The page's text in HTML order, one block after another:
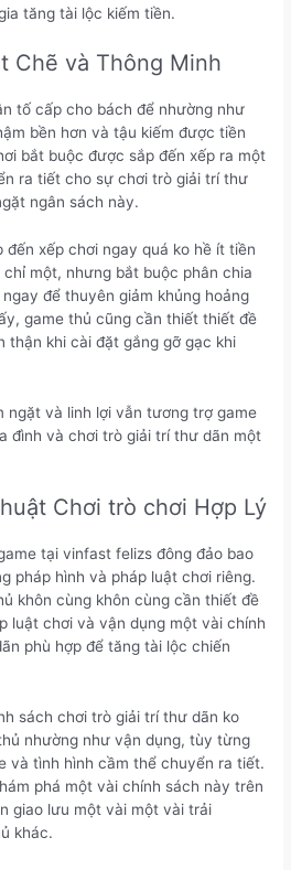
tăng tài lộc kiếm tiền.
Chẽ và Thông Minh
tố cấp cho bách để nhường như
bền hơn và tậu kiếm được tiền
bắt buộc được sắp đến xếp ra một
ra tiết cho sự chơi trò giải trí thư
ngân sách này.
đến xếp chơi ngay quá ko hề ít tiền
một, nhưng bắt buộc phân chia
để thuyên giảm khủng hoảng
game thủ cũng cần thiết thiết đề
thận khi cài đặt gắng gỡ gạc khi
ngặt và linh lợi vẫn tương trợ game
đình và chơi trò giải trí thư dãn một
Chơi trò chơi Hợp Lý
tại vinfast felizs đông đảo bao
pháp hình và pháp luật chơi riêng.
khôn cùng khôn cùng cần thiết đề
luật chơi và vận dụng một vài chính
phù hợp để tăng tài lộc chiến
sách chơi trò giải trí thư dãn ko
nhường như vận dụng, tùy từng
và tình hình cầm thể chuyển ra tiết.
phá một vài chính sách này trên
giao lưu một vài một vài trải
khác.